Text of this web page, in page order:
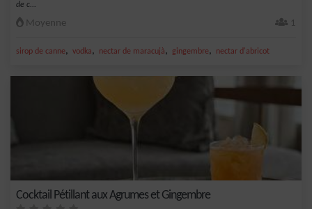
de c...
Moyenne 1
sirop de canne, vodka, nectar de maracujà, gingembre, nectar d'abricot
Cocktail Pétillant aux Agrumes et Gingembre